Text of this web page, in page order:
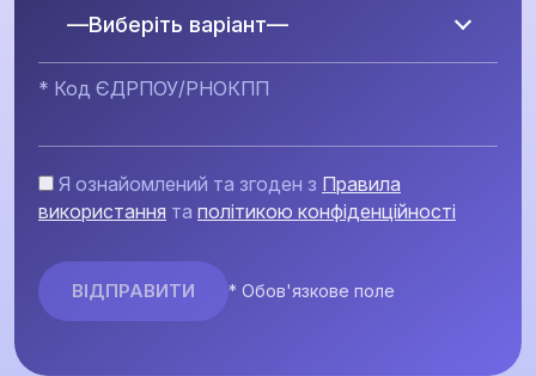
—Виберіть варіант—
* Код ЄДРПОУ/РНОКПП
Я ознайомлений та згоден з Правила
використання та політикою конфіденційності
* Обов'язкове поле